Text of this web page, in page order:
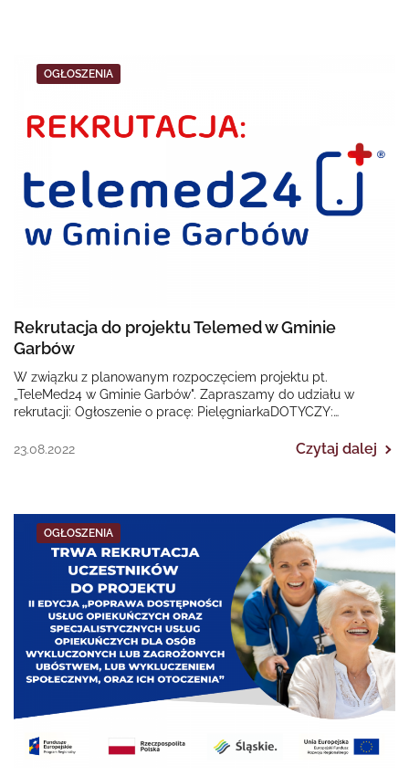
OGŁOSZENIA
Rekrutacja do projektu Telemed w Gminie
Garbów
W związku z planowanym rozpoczęciem projektu pt.
„TeleMed24 w Gminie Garbów". Zapraszamy do udziału w
rekrutacji: Ogłoszenie o pracę: PielęgniarkaDOTYCZY:
23.08.2022
Czytaj dalej
OGŁOSZENIA